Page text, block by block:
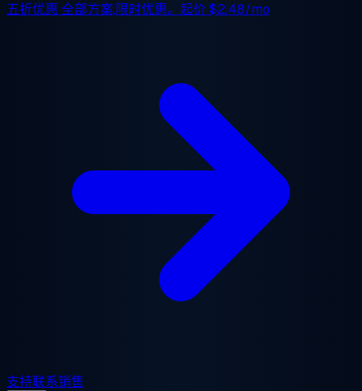
五折优惠 全部方案,限时优惠。起价$2.48/mo
支持联系销售